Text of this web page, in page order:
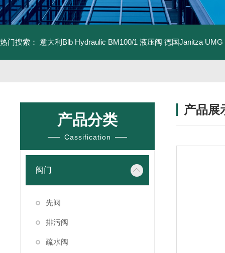
热门搜索： 意大利Blb Hydraulic BM100/1 液压阀 德国Janitza UMG
产品分类
Cassification
阀门
先阀
排污阀
疏水阀
产品展